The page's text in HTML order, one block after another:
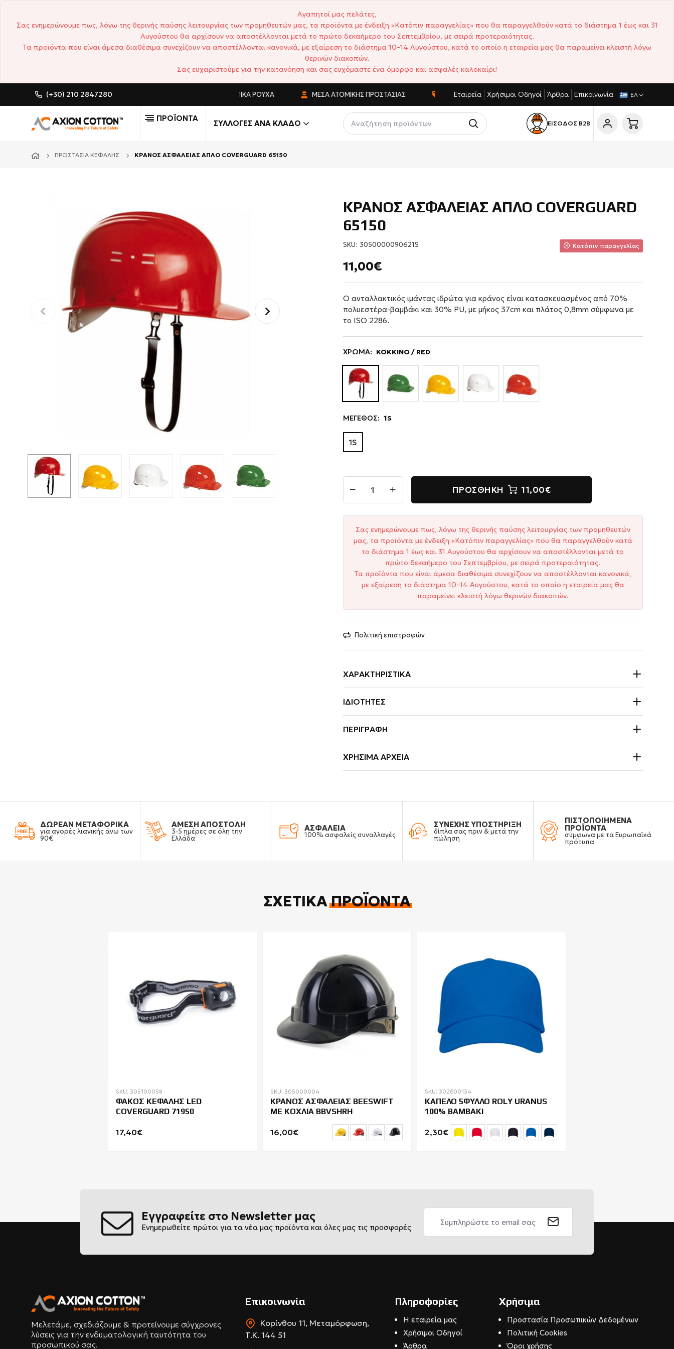
Αγαπητοί μας πελάτες,
Σας ενημερώνουμε πως, λόγω της θερινής παύσης λειτουργίας των προμηθευτών μας, τα προϊόντα με ένδειξη «Κατόπιν παραγγελίας» που θα παραγγελθούν κατά το διάστημα 1 έως και 31
Αυγούστου θα αρχίσουν να αποστέλλονται μετά το πρώτο δεκαήμερο του Σεπτεμβρίου, με σειρά προτεραιότητας.
Τα προϊόντα που είναι άμεσα διαθέσιμα συνεχίζουν να αποστέλλονται κανονικά, με εξαίρεση το διάστημα 10–14 Αυγούστου, κατά το οποίο η εταιρεία μας θα παραμείνει κλειστή λόγω
θερινών διακοπών.
Σας ευχαριστούμε για την κατανόηση και σας ευχόμαστε ένα όμορφο και ασφαλές καλοκαίρι!
(+30) 210 2847280 CUSTOM MADE ΕΠΑΓΓΕΛΜΑΤΙΚΆ ΡΟΎΧΑ ΜΈΣΑ ΑΤΟΜΙΚΉΣ ΠΡΟΣΤΑΣΊΑΣ ΑΝΤΑΓΩΝΙΣΤΙΚΈΣ ΤΙΜΈΣ ΣΎΝΤΟΜΟΙ ΧΡΌΝΟΙ ΠΑΡΆΔΟΣΗΣ
Εταιρεία Χρήσιμοι Οδηγοί Άρθρα Επικοινωνία ΕΛ
ΠΡΟΪΟΝΤΑ
ΣΥΛΛΟΓΈΣ ΑΝΆ ΚΛΆΔΟ ΕΙΣΟΔΟΣ Β2Β
ΠΡΟΣΤΑΣΊΑ ΚΕΦΑΛΉΣ ΚΡΑΝΟΣ ΑΣΦΑΛΕΙΑΣ ΑΠΛΟ COVERGUARD 65150
ΚΡΑΝΟΣ ΑΣΦΑΛΕΙΑΣ ΑΠΛΟ COVERGUARD
65150
SKU: 3050000090621S Κατόπιν παραγγελίας
11,00€
Ο ανταλλακτικός ιμάντας ιδρώτα για κράνος είναι κατασκευασμένος από 70%
πολυεστέρα-βαμβάκι και 30% PU, με μήκος 37cm και πλάτος 0,8mm σύμφωνα με
το ISO 2286.
ΧΡΩΜΑ: ΚΟΚΚΙΝΟ / RED
ΜΕΓΕΘΟΣ: 1S
1S
ΠΡΟΣΘΉΚΗ 11,00€
Σας ενημερώνουμε πως, λόγω της θερινής παύσης λειτουργίας των προμηθευτών
μας, τα προϊόντα με ένδειξη «Κατόπιν παραγγελίας» που θα παραγγελθούν κατά
το διάστημα 1 έως και 31 Αυγούστου θα αρχίσουν να αποστέλλονται μετά το
πρώτο δεκαήμερο του Σεπτεμβρίου, με σειρά προτεραιότητας.
Τα προϊόντα που είναι άμεσα διαθέσιμα συνεχίζουν να αποστέλλονται κανονικά,
με εξαίρεση το διάστημα 10–14 Αυγούστου, κατά το οποίο η εταιρεία μας θα
παραμείνει κλειστή λόγω θερινών διακοπών.
Πολιτική επιστροφών
ΧΑΡΑΚΤΗΡΙΣΤΙΚΆ
ΙΔΙΌΤΗΤΕΣ
ΠΕΡΙΓΡΑΦΉ
ΧΡΉΣΙΜΑ ΑΡΧΕΊΑ
ΔΩΡΕΑΝ ΜΕΤΑΦΟΡΙΚΑ
για αγορές λιανικής άνω των
90€
ΑΜΕΣΗ ΑΠΟΣΤΟΛΗ
3-5 ημέρες σε όλη την
Ελλάδα
ΑΣΦΑΛΕΙΑ
100% ασφαλείς συναλλαγές
ΣΥΝΕΧΗΣ ΥΠΟΣΤΗΡΙΞΗ
δίπλα σας πριν & μετά την
πώληση
ΠΙΣΤΟΠΟΙΗΜΕΝΑ
ΠΡΟΪΟΝΤΑ
σύμφωνα με τα Ευρωπαϊκά
πρότυπα
ΣΧΕΤΙΚΆΠΡΟΪΌΝΤΑ
SKU: 305100058
ΦΑΚΟΣ ΚΕΦΑΛΗΣ LED
COVERGUARD 71950
17,40€
SKU: 305000004
ΚΡΑΝΟΣ ΑΣΦΑΛΕΙΑΣ BEESWIFT
ΜΕ ΚΟΧΛΙΑ BBVSHRH
16,00€
SKU: 302600134
ΚΑΠΕΛΟ 5ΦΥΛΛΟ ROLY URANUS
100% BAMBAKI
2,30€
Εγγραφείτε στο Newsletter μας
Ενημερωθείτε πρώτοι για τα νέα μας προϊόντα και όλες μας τις προσφορές
Μελετάμε, σχεδιάζουμε & προτείνουμε σύγχρονες
λύσεις για την ενδυματολογική ταυτότητα του
προσωπικού σας.
Επικοινωνία
Κορίνθου 11, Μεταμόρφωση,
Τ.Κ. 144 51
Πληροφορίες
Η εταιρεία μας
Χρήσιμοι Οδηγοί
Άρθρα
Χρήσιμα
Προστασία Προσωπικών Δεδομένων
Πολιτική Cookies
Όροι χρήσης